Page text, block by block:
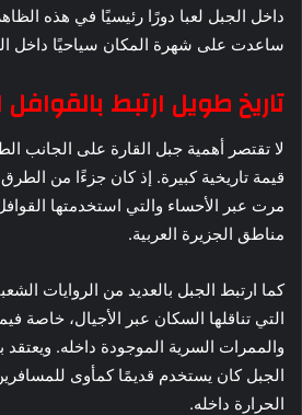
داخل الجبل لعبا دورًا رئيسيًا في هذه
ساعدت على شهرة المكان سياحيًا داخل
تاريخ طويل ارتبط
لا تقتصر أهمية جبل القارة على الجانب
قيمة تاريخية كبيرة. إذ كان جزءًا من الطرق
مرت عبر الأحساء والتي استخدمتها
مناطق الجزيرة العربية.
كما ارتبط الجبل بالعديد من الروايات
التي تناقلها السكان عبر الأجيال، خاصة
والممرات السرية الموجودة داخله.
الجبل كان يستخدم قديمًا كمأوى
الحرارة داخله.